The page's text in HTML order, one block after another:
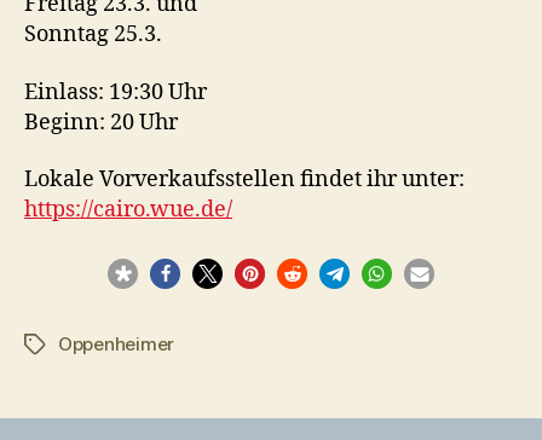
Sonntag 25.3.
Einlass: 19:30 Uhr
Beginn: 20 Uhr
Lokale Vorverkaufsstellen findet ihr unter:
https://cairo.wue.de/
Schlagwörter
Oppenheimer